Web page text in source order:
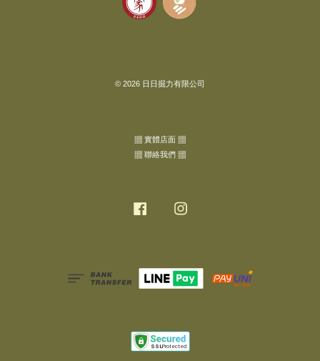
© 2026 日日掘力有限公司
▦ 實體店面 ▦
▦ 聯絡我們 ▦
Facebook